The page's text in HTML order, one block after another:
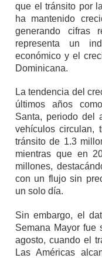
que el tránsito por
ha mantenido
generando cifras
representa un
económico y el
Dominicana.
La tendencia del
últimos años
Santa, periodo del
vehículos circulan,
tránsito de 1.3
mientras que en
millones,
con un flujo sin
un solo día.
Sin embargo, el
Semana Mayor fue
agosto, cuando el
Las Américas